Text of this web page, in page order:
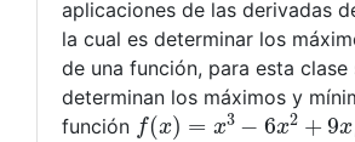
aplicaciones de las derivadas
la cual es determinar los
de una función, para esta clase
determinan los máximos y
función f(x )=x 3−6x2+9 x